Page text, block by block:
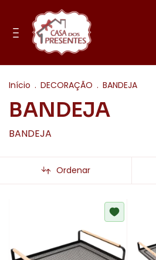
Início . DECORAÇÃO . BANDEJA
BANDEJA
BANDEJA
Ordenar